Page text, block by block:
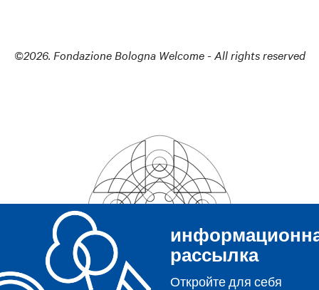
©2026. Fondazione Bologna Welcome - All rights reserved
рассылка
Откройте для себя